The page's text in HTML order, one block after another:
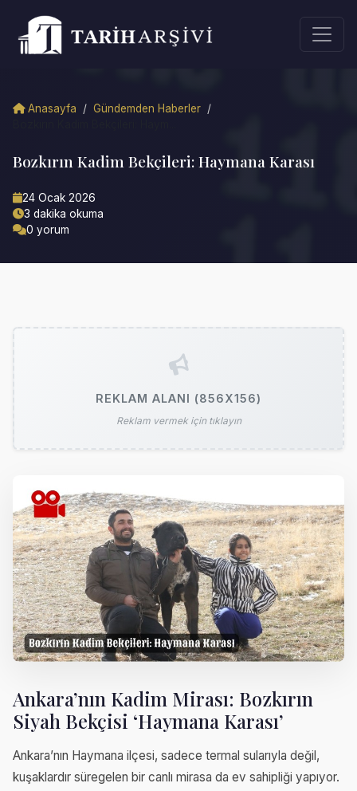
Anasayfa / Gündemden Haberler /
Bozkırın Kadim Bekçileri: Haymana Karası
24 Ocak 2026
3 dakika okuma
0 yorum
REKLAM ALANI (856X156)
Reklam vermek için tıklayın
Ankara’nın Kadim Mirası: Bozkırın
Siyah Bekçisi ‘Haymana Karası’
Ankara’nın Haymana ilçesi, sadece termal sularıyla değil,
kuşaklardır süregelen bir canlı mirasa da ev sahipliği yapıyor.